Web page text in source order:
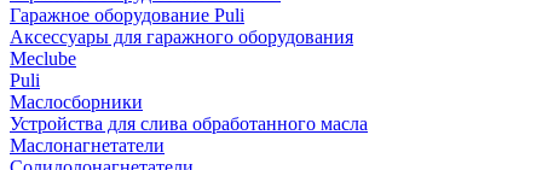
Гаражное оборудование Puli
Аксессуары для гаражного оборудования
Meclube
Puli
Маслосборники
Устройства для слива обработанного масла
Маслонагнетатели